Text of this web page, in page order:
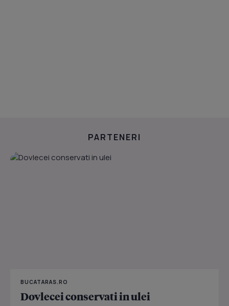
PARTENERI
BUCATARAS.RO
Dovlecei conservati in ulei